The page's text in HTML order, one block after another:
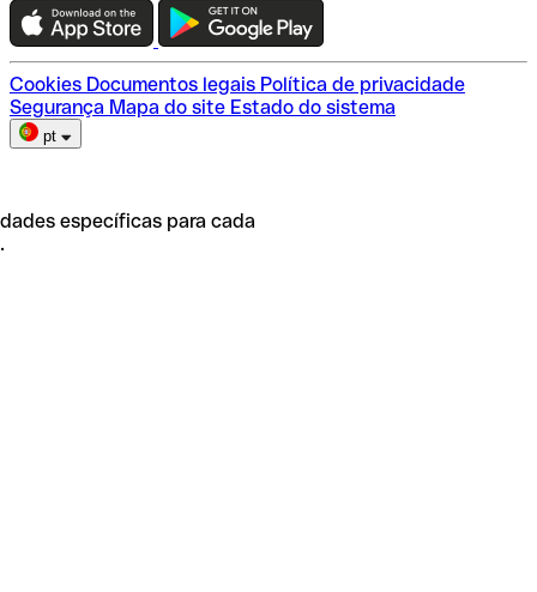
Escolha do plano
Cookies Documentos legais Política de privacidade
Segurança Mapa do site Estado do sistema
pt
específicas para cada